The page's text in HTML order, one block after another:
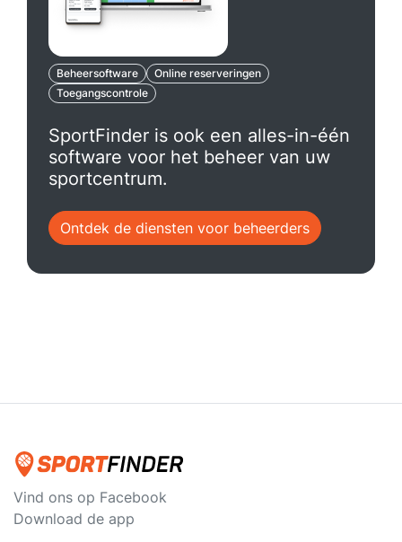
Beheersoftware
Online reserveringen
Toegangscontrole
SportFinder is ook een alles-in-één
software voor het beheer van uw
sportcentrum.
Ontdek de diensten voor beheerders
Vind ons op Facebook
Download de app